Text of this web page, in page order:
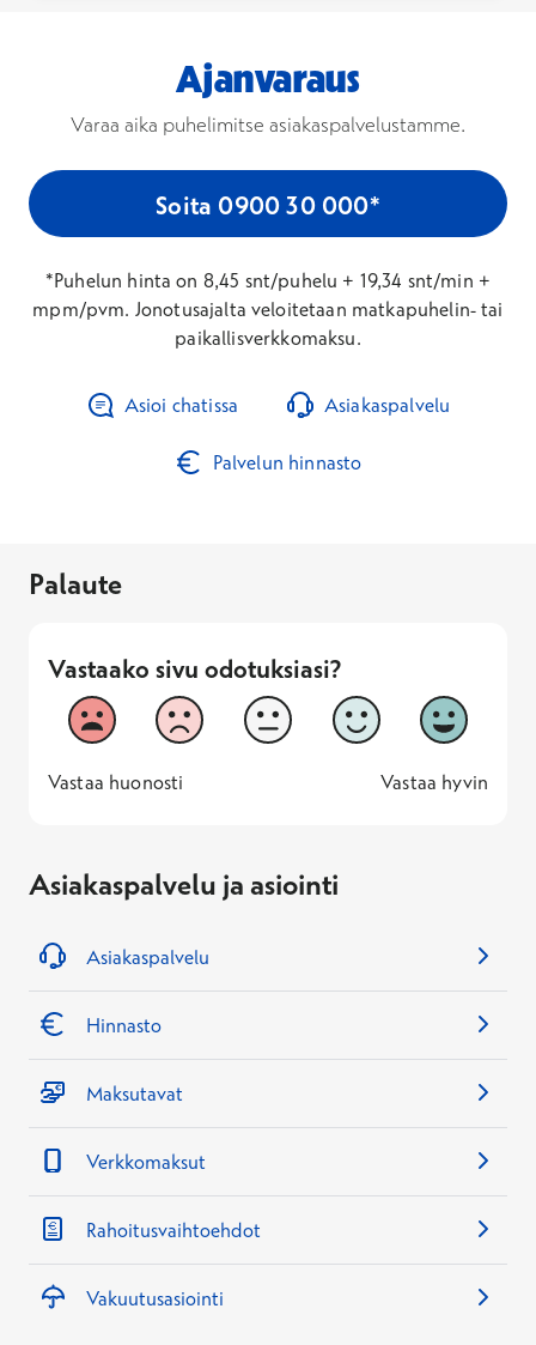
Ajanvaraus
Varaa aika puhelimitse asiakaspalvelustamme.
Soita 0900 30 000*
*Puhelun hinta on 8,45 snt/puhelu + 19,34 snt/min +
mpm/pvm. Jonotusajalta veloitetaan matkapuhelin- tai
paikallisverkkomaksu.
Asioi chatissa Asiakaspalvelu
Palvelun hinnasto
Palaute
Vastaako sivu odotuksiasi?
Vastaako sivu odotuksiasi?
1
Vastaa huonosti
2 3 4
5
Vastaa
1 -
Vastaa huonosti
— 5 -
Vastaa hyvin
Asiakaspalvelu ja asiointi
Asiakaspalvelu
Hinnasto
Maksutavat
Verkkomaksut
Rahoitusvaihtoehdot
Vakuutusasiointi